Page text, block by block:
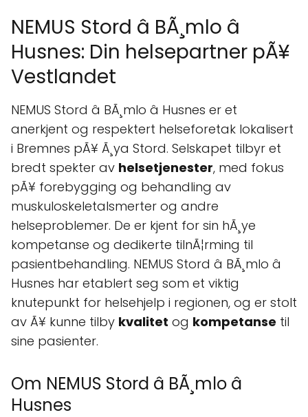
NEMUS Stord â BÃ¸mlo â
Husnes: Din helsepartner pÃ¥
Vestlandet
NEMUS Stord â BÃ¸mlo â Husnes er et
anerkjent og respektert helseforetak lokalisert
i Bremnes pÃ¥ Ã¸ya Stord. Selskapet tilbyr et
bredt spekter av helsetjenester, med fokus
pÃ¥ forebygging og behandling av
muskuloskeletalsmerter og andre
helseproblemer. De er kjent for sin hÃ¸ye
kompetanse og dedikerte tilnÃ¦rming til
pasientbehandling. NEMUS Stord â BÃ¸mlo â
Husnes har etablert seg som et viktig
knutepunkt for helsehjelp i regionen, og er stolt
av Ã¥ kunne tilby kvalitet og kompetanse til
sine pasienter.
Om NEMUS Stord â BÃ¸mlo â
Husnes